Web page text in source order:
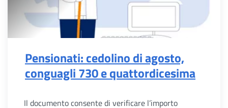
Pensionati: cedolino di agosto,
conguagli 730 e quattordicesima
Il documento consente di verificare l’importo